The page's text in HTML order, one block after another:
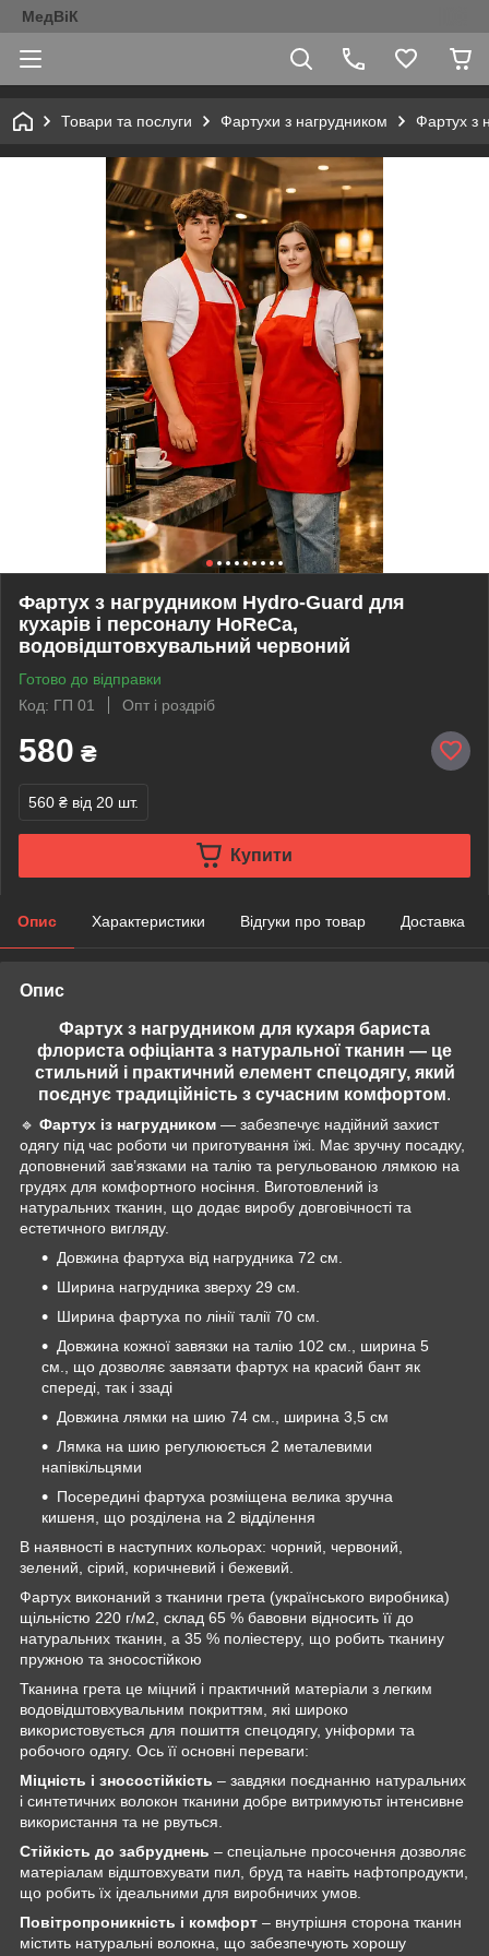
МедВіК
Товари та послуги Фартухи з нагрудником Фартух з
Фартух з нагрудником Hydro-Guard для
кухарів і персоналу HoReCa,
водовідштовхувальний червоний
Готово до відправки
Код: ГП 01
Опт і роздріб
580 ₴
560 ₴ від 20 шт.
Купити
Опис Характеристики Відгуки про товар Доставка
Опис
Фартух з нагрудником для кухаря бариста
флориста офіціанта з натуральної тканин — це
стильний і практичний елемент спецодягу, який
поєднує традиційність з сучасним комфортом.
🔹 Фартух із нагрудником — забезпечує надійний захист
одягу під час роботи чи приготування їжі. Має зручну посадку,
доповнений зав’язками на талію та регульованою лямкою на
грудях для комфортного носіння. Виготовлений із
натуральних тканин, що додає виробу довговічності та
естетичного вигляду.
Довжина фартуха від нагрудника 72 см.
Ширина нагрудника зверху 29 см.
Ширина фартуха по лінії талії 70 см.
Довжина кожної завязки на талію 102 см., ширина 5
см., що дозволяє завязати фартух на красий бант як
спереді, так і ззаді
Довжина лямки на шию 74 см., ширина 3,5 см
Лямка на шию регулююється 2 металевими
напівкільцями
Посередині фартуха розміщена велика зручна
кишеня, що розділена на 2 відділення
В наявності в наступних кольорах: чорний, червоний,
зелений, сірий, коричневий і бежевий.
Фартух виконаний з тканини грета (українського виробника)
щільністю 220 г/м2, склад 65 % бавовни відносить її до
натуральних тканин, а 35 % поліестеру, що робить тканину
пружною та зносостійкою
Тканина грета це міцний і практичний матеріали з легким
водовідштовхувальним покриттям, які широко
використовується для пошиття спецодягу, уніформи та
робочого одягу. Ось її основні переваги:
Міцність і зносостійкість – завдяки поєднанню натуральних
і синтетичних волокон тканини добре витримуютьт інтенсивне
використання та не рвуться.
Стійкість до забруднень – спеціальне просочення дозволяє
матеріалам відштовхувати пил, бруд та навіть нафтопродукти,
що робить їх ідеальними для виробничих умов.
Повітропроникність і комфорт – внутрішня сторона тканин
містить натуральні волокна, що забезпечують хорошу